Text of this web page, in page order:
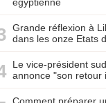
Grande réflexion à
dans les onze Etats
Le vice-président
annonce "son retour